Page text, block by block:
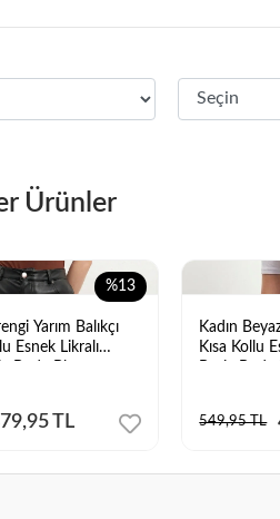
Ürünler
%13
Yarım Balıkçı
Esnek Likralı
TL
Kadın
Kısa Kollu
549,95 TL